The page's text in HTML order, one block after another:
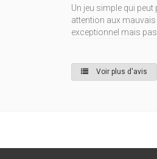
Un jeu simple qui
attention aux
exceptionnel mais
Voir plus d'avis